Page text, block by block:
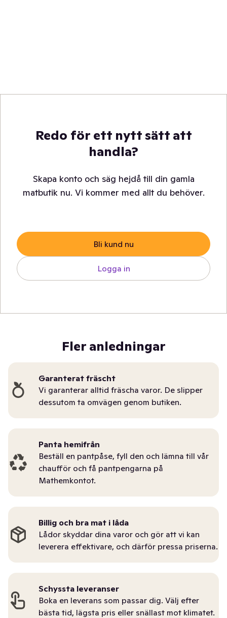
Redo för ett nytt sätt att
handla?
Skapa konto och säg hejdå till din gamla
matbutik nu. Vi kommer med allt du behöver.
Bli kund nu
Logga in
Fler anledningar
Garanterat fräscht
Vi garanterar alltid fräscha varor. De slipper
dessutom ta omvägen genom butiken.
Panta hemifrån
Beställ en pantpåse, fyll den och lämna till vår
chaufför och få pantpengarna på
Mathemkontot.
Billig och bra mat i låda
Lådor skyddar dina varor och gör att vi kan
leverera effektivare, och därför pressa priserna.
Schyssta leveranser
Boka en leverans som passar dig. Välj efter
bästa tid, lägsta pris eller snällast mot klimatet.